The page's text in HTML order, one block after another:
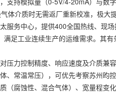
体介质时无需返厂重新校准，极大
务中心，提供400全国热线、现
足工业连续生产的运维需求。其有
力控制精度、响应速度及介质兼
、常温常压），可优先考察苏州昀
（腐蚀性、混合气体）、宽量程变